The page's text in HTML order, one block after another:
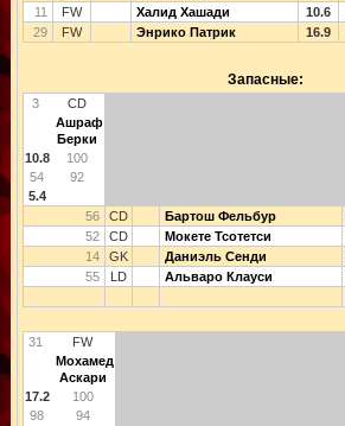
11
FW Халид Хашади 10.6
29
FW Энрико Патрик 16.9
Запасные:
3
CD
Ашраф
Берки
10.8
100
54
92
5.4
56
CD Бартош Фельбур
52
CD Мокете Тсотетси
14
GK Даниэль Сенди
55
LD Альваро Клауси
31
FW
Мохамед
Аскари
17.2
100
98
94